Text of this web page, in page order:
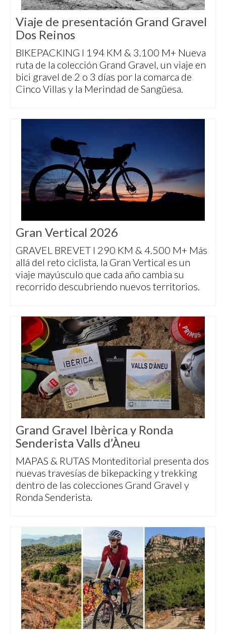
Viaje de presentación Grand Gravel
Dos Reinos
BIKEPACKING I 194 KM & 3.100 M+ Nueva
ruta de la colección Grand Gravel, un viaje en
bici gravel de 2 o 3 días por la comarca de
Cinco Villas y la Merindad de Sangüesa.
Gran Vertical 2026
GRAVEL BREVET I 290 KM & 4.500 M+ Más
allá del reto ciclista, la Gran Vertical es un
viaje mayúsculo que cada año cambia su
recorrido descubriendo nuevos territorios.
Grand Gravel Ibèrica y Ronda
Senderista Valls d’Àneu
MAPAS & RUTAS Monteditorial presenta dos
nuevas travesías de bikepacking y trekking
dentro de las colecciones Grand Gravel y
Ronda Senderista.